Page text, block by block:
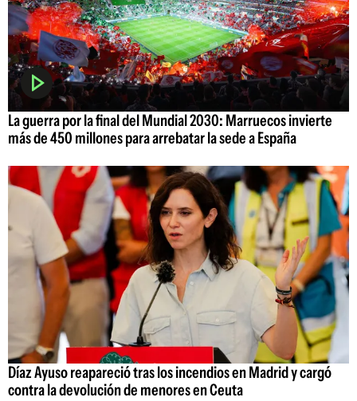
La guerra por la final del Mundial 2030: Marruecos invierte
más de 450 millones para arrebatar la sede a España
Díaz Ayuso reapareció tras los incendios en Madrid y cargó
contra la devolución de menores en Ceuta